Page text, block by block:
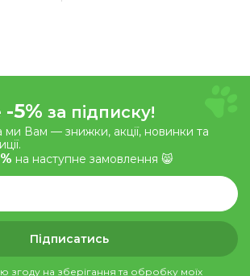
-5% за підписку!
Вам — знижки, акції, новинки та
на наступне замовлення 😸
Підписатись
згоду на зберігання та обробку моїх